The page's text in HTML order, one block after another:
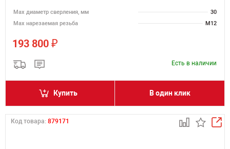
Мах диаметр сверления, мм
30
Мах нарезаемая резьба
M12
193 800 ₽
Есть в наличии
Купить В один клик
Код товара: 879171